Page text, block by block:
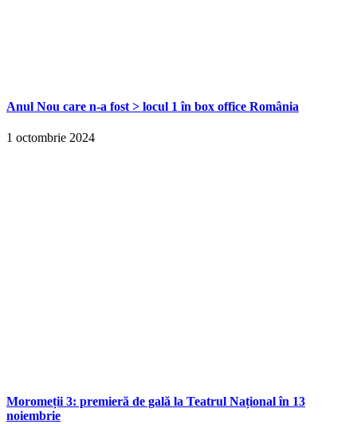
Anul Nou care n-a fost > locul 1 în box office România
1 octombrie 2024
Moromeții 3: premieră de gală la Teatrul Național în 13
noiembrie